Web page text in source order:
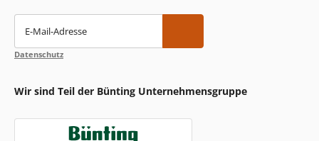
E-Mail-Adresse
Datenschutz
Wir sind Teil der Bünting Unternehmensgruppe